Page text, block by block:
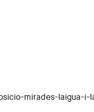
mirades-laigua-i-